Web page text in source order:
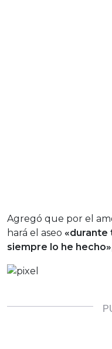
Agregó que por el
hará el aseo «durante
siempre lo he hecho»